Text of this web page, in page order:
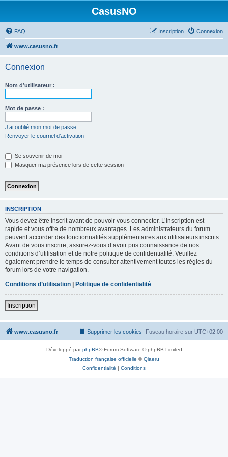
CasusNO
FAQ Connexion
Inscription
www.casusno.fr
Connexion
Nom d’utilisateur :
Mot de passe :
J’ai oublié mon mot de passe
Renvoyer le courriel d’activation
Se souvenir de moi
Masquer ma présence lors de cette session
INSCRIPTION
Vous devez être inscrit avant de pouvoir vous connecter. L’inscription est
rapide et vous offre de nombreux avantages. Les administrateurs du forum
peuvent accorder des fonctionnalités supplémentaires aux utilisateurs inscrits.
Avant de vous inscrire, assurez-vous d’avoir pris connaissance de nos
conditions d’utilisation et de notre politique de confidentialité. Veuillez
également prendre le temps de consulter attentivement toutes les règles du
forum lors de votre navigation.
Conditions d’utilisation | Politique de confidentialité
Inscription
www.casusno.fr Fuseau horaire sur UTC+02:00
Supprimer les cookies
Développé parphpBB® Forum Software © phpBB Limited
Traduction française officielle ©Qiaeru
Confidentialité | Conditions